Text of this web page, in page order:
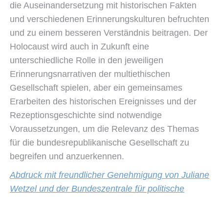
die Auseinandersetzung mit historischen Fakten
und verschiedenen Erinnerungskulturen befruchten
und zu einem besseren Verständnis beitragen. Der
Holocaust wird auch in Zukunft eine
unterschiedliche Rolle in den jeweiligen
Erinnerungsnarrativen der multiethischen
Gesellschaft spielen, aber ein gemeinsames
Erarbeiten des historischen Ereignisses und der
Rezeptionsgeschichte sind notwendige
Voraussetzungen, um die Relevanz des Themas
für die bundesrepublikanische Gesellschaft zu
begreifen und anzuerkennen.
Abdruck mit freundlicher Genehmigung von Juliane
Wetzel und der Bundeszentrale für politische